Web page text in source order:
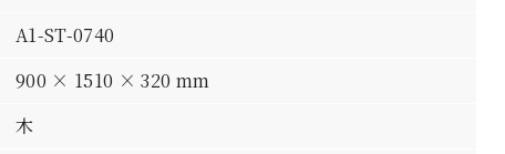
A1-ST-0740
900 × 1510 × 320 mm
木